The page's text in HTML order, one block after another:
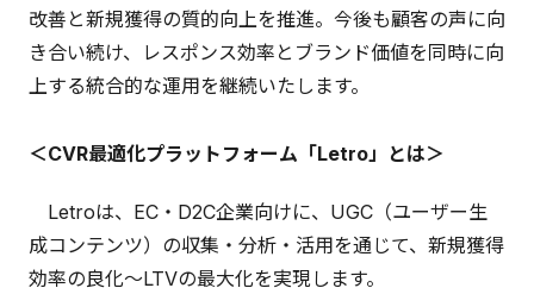
改善と新規獲得の質的向上を推進。今後も顧客の声に向
き合い続け、レスポンス効率とブランド価値を同時に向
上する統合的な運用を継続いたします。
＜CVR最適化プラットフォーム「Letro」とは＞
Letroは、EC・D2C企業向けに、UGC（ユーザー生
成コンテンツ）の収集・分析・活用を通じて、新規獲得
効率の良化〜LTVの最大化を実現します。